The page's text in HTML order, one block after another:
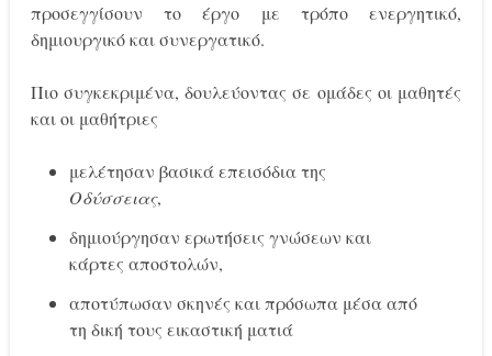
προσεγγίσουν το έργο με τρόπο ενεργητικό,
δημιουργικό και συνεργατικό.
Πιο συγκεκριμένα, δουλεύοντας σε ομάδες οι μαθητές
και οι μαθήτριες
μελέτησαν βασικά επεισόδια της
Οδύσσειας,
δημιούργησαν ερωτήσεις γνώσεων και
κάρτες αποστολών,
αποτύπωσαν σκηνές και πρόσωπα μέσα από
τη δική τους εικαστική ματιά